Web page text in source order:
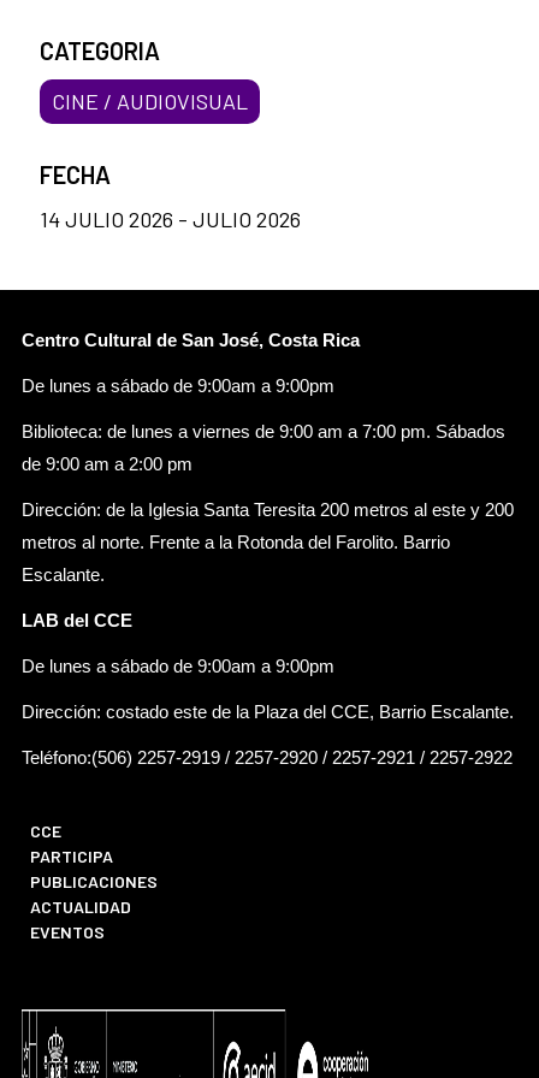
CATEGORIA
CINE / AUDIOVISUAL
FECHA
14 JULIO 2026 - JULIO 2026
Centro Cultural de San José, Costa Rica
De lunes a sábado de 9:00am a 9:00pm
Biblioteca: de lunes a viernes de 9:00 am a 7:00 pm. Sábados
de 9:00 am a 2:00 pm
Dirección: de la Iglesia Santa Teresita 200 metros al este y 200
metros al norte. Frente a la Rotonda del Farolito. Barrio
Escalante.
LAB del CCE
De lunes a sábado de 9:00am a 9:00pm
Dirección: costado este de la Plaza del CCE, Barrio Escalante.
Teléfono:(506) 2257-2919 / 2257-2920 / 2257-2921 / 2257-2922
CCE
PARTICIPA
PUBLICACIONES
ACTUALIDAD
EVENTOS